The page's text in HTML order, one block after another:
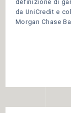
definizione di
da UniCredit e
Morgan Chase